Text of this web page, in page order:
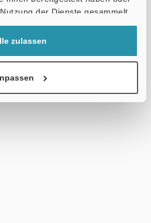
der Dienste gesammelt
zulassen